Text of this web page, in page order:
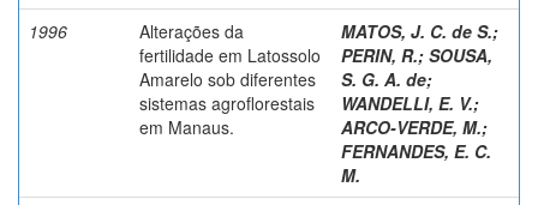
1996
Alterações da
fertilidade em Latossolo
Amarelo sob diferentes
sistemas agroflorestais
em Manaus.
MATOS, J. C. de S.;
PERIN, R.; SOUSA,
S. G. A. de;
WANDELLI, E. V.;
ARCO-VERDE, M.;
FERNANDES, E. C.
M.